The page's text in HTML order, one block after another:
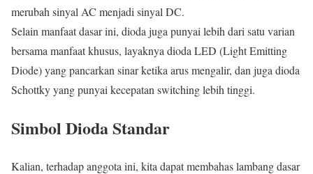
merubah sinyal AC menjadi sinyal DC.
Selain manfaat dasar ini, dioda juga punyai lebih dari satu varian
bersama manfaat khusus, layaknya dioda LED (Light Emitting
Diode) yang pancarkan sinar ketika arus mengalir, dan juga dioda
Schottky yang punyai kecepatan switching lebih tinggi.
Simbol Dioda Standar
Kalian, terhadap anggota ini, kita dapat membahas lambang dasar